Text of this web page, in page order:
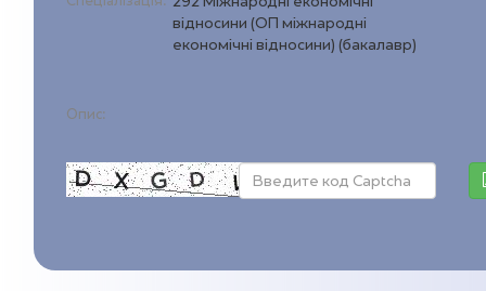
відносини (ОП міжнародні
економічні відносини) (бакалавр)
Опис: